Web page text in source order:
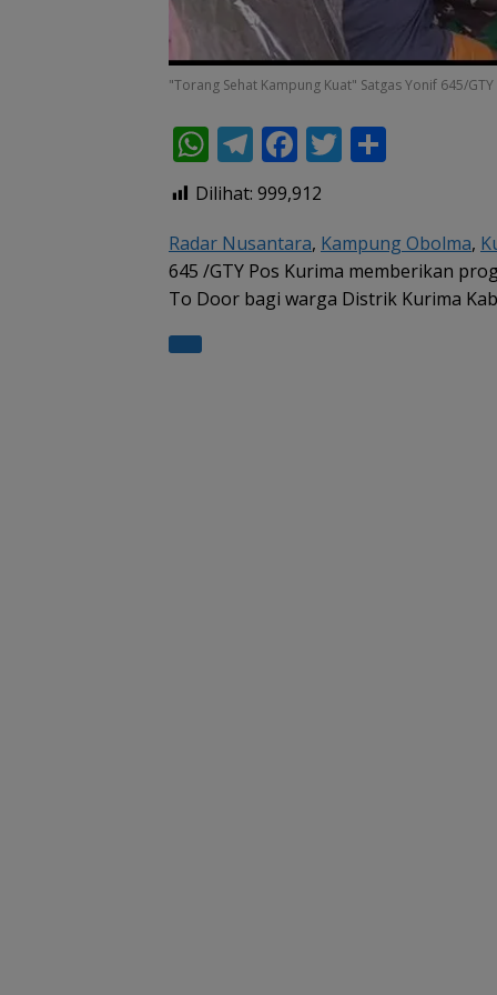
"Torang Sehat Kampung Kuat" Satgas Yonif 645/
W
h
at
s
A
p
T
el
e
gr
a
m
F
ac
e
b
o
o
T
er e
Dilihat: 999,912
Radar Nusantara, Kampung Obolma,
645 /GTY Pos Kurima memberikan
To Door bagi warga Distrik Kurima